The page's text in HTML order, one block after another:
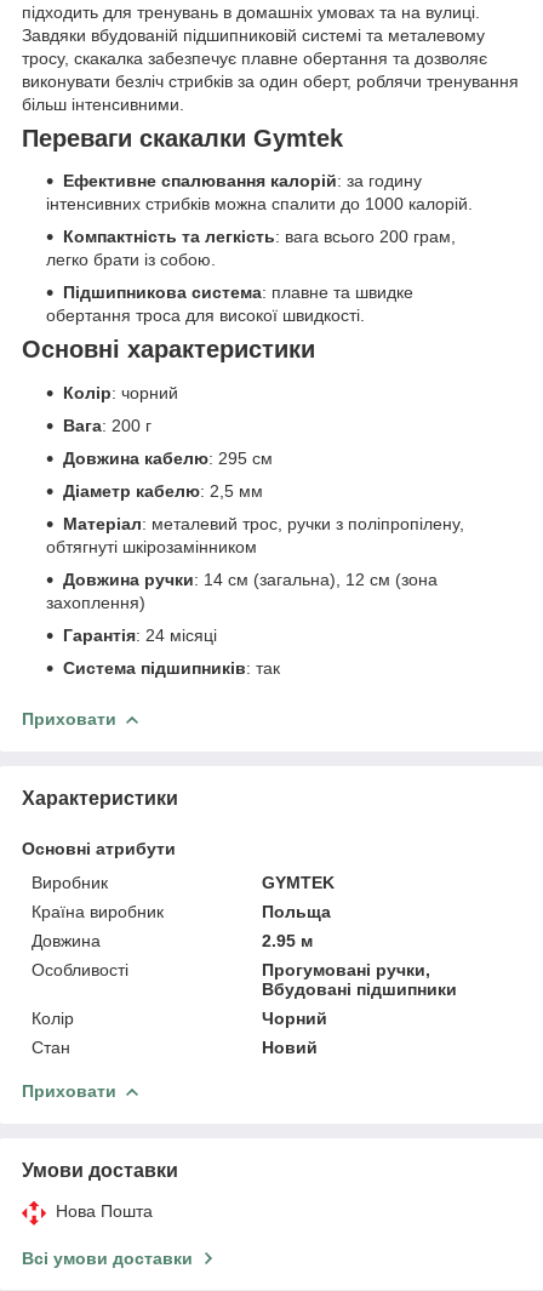
підходить для тренувань в домашніх умовах та на вулиці.
Завдяки вбудованій підшипниковій системі та металевому
тросу, скакалка забезпечує плавне обертання та дозволяє
виконувати безліч стрибків за один оберт, роблячи тренування
більш інтенсивними.
Переваги скакалки Gymtek
Ефективне спалювання калорій: за годину
інтенсивних стрибків можна спалити до 1000 калорій.
Компактність та легкість: вага всього 200 грам,
легко брати із собою.
Підшипникова система: плавне та швидке
обертання троса для високої швидкості.
Основні характеристики
Колір: чорний
Вага: 200 г
Довжина кабелю: 295 см
Діаметр кабелю: 2,5 мм
Матеріал: металевий трос, ручки з поліпропілену,
обтягнуті шкірозамінником
Довжина ручки: 14 см (загальна), 12 см (зона
захоплення)
Гарантія: 24 місяці
Система підшипників: так
Приховати
Характеристики
Основні атрибути
Виробник
GYMTEK
Країна виробник
Польща
Довжина
2.95 м
Особливості
Прогумовані ручки,
Вбудовані підшипники
Колір
Чорний
Стан
Новий
Приховати
Умови доставки
Нова Пошта
Всі умови доставки